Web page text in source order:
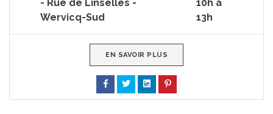
- Rue de Linselles -
Wervicq-Sud
10h à
13h
EN SAVOIR PLUS